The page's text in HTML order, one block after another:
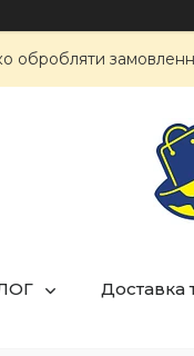
Доставка